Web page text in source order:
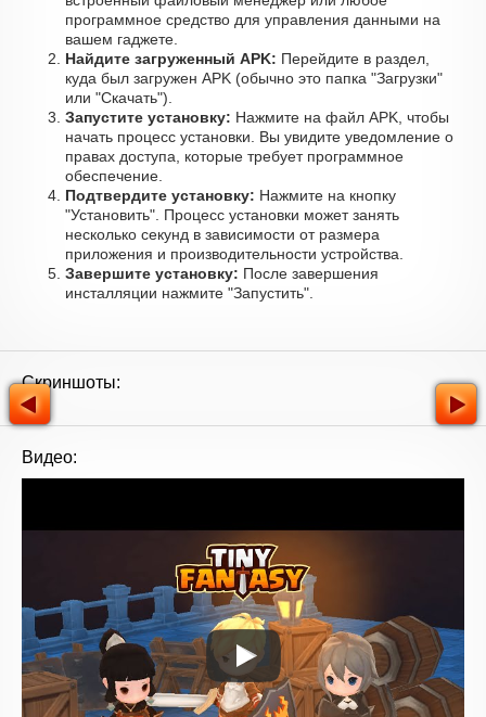
программное средство для управления данными на
вашем гаджете.
Найдите загруженный APK: Перейдите в раздел,
куда был загружен APK (обычно это папка "Загрузки"
или "Скачать").
Запустите установку: Нажмите на файл APK, чтобы
начать процесс установки. Вы увидите уведомление о
правах доступа, которые требует программное
обеспечение.
Подтвердите установку: Нажмите на кнопку
"Установить". Процесс установки может занять
несколько секунд в зависимости от размера
приложения и производительности устройства.
Завершите установку: После завершения
инсталляции нажмите "Запустить".
Скриншоты:
Видео: